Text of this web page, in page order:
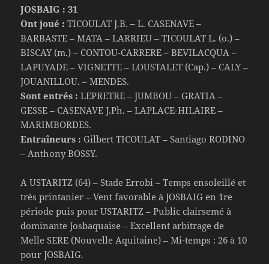
JOSBAIG : 31
Ont joué :TICOULAT J.B. –L. CASENAVE –
BARBASTE – MATA – LARRIEU – TICOULAT L. (o.) –
BISCAY (m.) – CONTOU-CARRERE – BEVILACQUA –
LAPUYADE – VIGNETTE – LOUSTALET (Cap.) – CALY –
JOUANILLOU. – MENDES.
Sont entrés :LEPRETRE – JUMBOU – GRATIA –
GESSE – CASENAVE J.Ph. – LAPLACE-HILAIRE –
MARIMBORDES.
Entraîneurs : Gilbert TICOULAT – Santiago RODINO
– Anthony BOSSY.
A USTARITZ (64) – Stade Errobi – Temps ensoleillé et
très printanier – Vent favorable à JOSBAIG en 1re
période puis pour USTARITZ – Public clairsemé à
dominante Josbaquaise – Excellent arbitrage de
Melle SERE (Nouvelle Aquitaine) – Mi-temps : 26 à 10
pour JOSBAIG.